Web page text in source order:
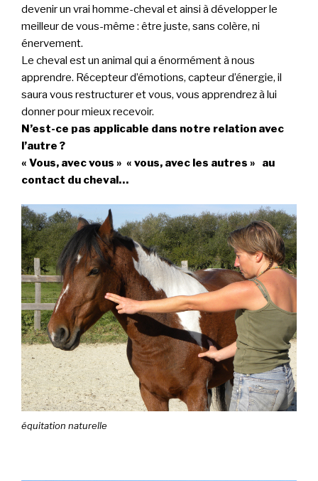
devenir un vrai homme-cheval et ainsi à développer le
meilleur de vous-même : être juste, sans colère, ni
énervement.
Le cheval est un animal qui a énormément à nous
apprendre. Récepteur d’émotions, capteur d’énergie, il
saura vous restructurer et vous, vous apprendrez à lui
donner pour mieux recevoir.
N’est-ce pas applicable dans notre relation avec
l’autre ?
« Vous, avec vous » « vous, avec les autres » au
contact du cheval…
équitation naturelle